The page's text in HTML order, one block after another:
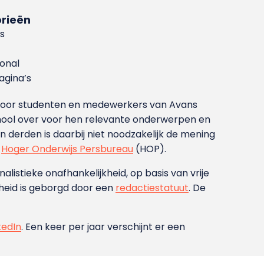
studenten en medewerkers van Avans
over voor hen relevante onderwerpen en
is daarbij niet noodzakelijk de mening
Hoger Onderwijs Persbureau (HOP).
onafhankelijkheid, op basis van vrije
is geborgd door een redactiestatuut. De
. Een keer per jaar verschijnt er een